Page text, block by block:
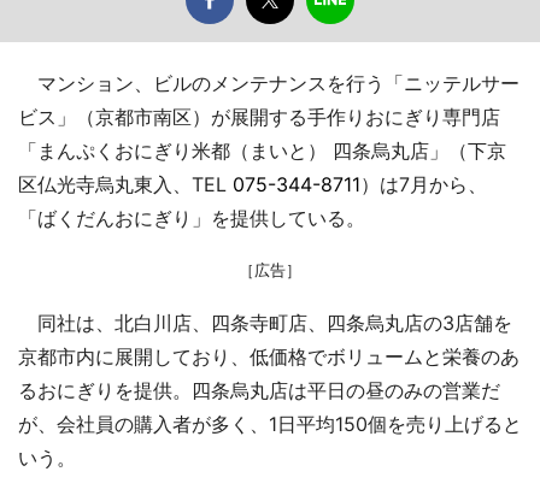
マンション、ビルのメンテナンスを行う「ニッテルサー
ビス」（京都市南区）が展開する手作りおにぎり専門店
「まんぷくおにぎり米都（まいと） 四条烏丸店」（下京
区仏光寺烏丸東入、TEL 075-344-8711）は7月から、
「ばくだんおにぎり」を提供している。
［広告］
同社は、北白川店、四条寺町店、四条烏丸店の3店舗を
京都市内に展開しており、低価格でボリュームと栄養のあ
るおにぎりを提供。四条烏丸店は平日の昼のみの営業だ
が、会社員の購入者が多く、1日平均150個を売り上げると
いう。